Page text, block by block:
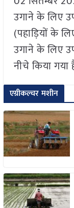
उगाने के लिए
(पहाड़ियों के
उगाने के लिए
नीचे किया गया
एग्रीकल्चर मशीन